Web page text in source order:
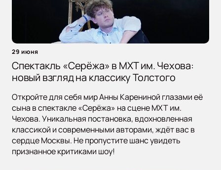
29 июня
Спектакль «Серёжа» в МХТ им. Чехова:
новый взгляд на классику Толстого
Откройте для себя мир Анны Карениной глазами её
сына в спектакле «Серёжа» на сцене МХТ им.
Чехова. Уникальная постановка, вдохновленная
классикой и современными авторами, ждёт вас в
сердце Москвы. Не пропустите шанс увидеть
признанное критиками шоу!